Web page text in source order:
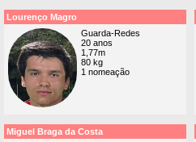
Lourenço Magro
Guarda-Redes
20 anos
1,77m
80 kg
1 nomeação
Miguel Braga da Costa